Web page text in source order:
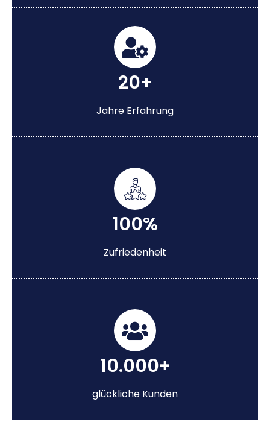
20+
Jahre Erfahrung
100%
Zufriedenheit
10.000+
glückliche Kunden